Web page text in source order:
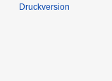
Druckversion